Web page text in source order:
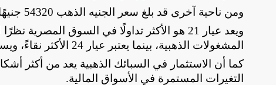
ومن ناحية آخرى قد بلغ سعر الجنيه الذهب 54320 جنيهًا
ويعد عيار 21 هو الأكثر تداولًا في السوق
المشغولات الذهبية، بينما يعتبر عيار 24 الأكثر نقاءً، ويستخدم غالبًا في السبائك والاستثمار
كما أن الاستثمار في السبائك الذهبية يعد من أكثر
التغيرات المستمرة في الأسواق المالية.